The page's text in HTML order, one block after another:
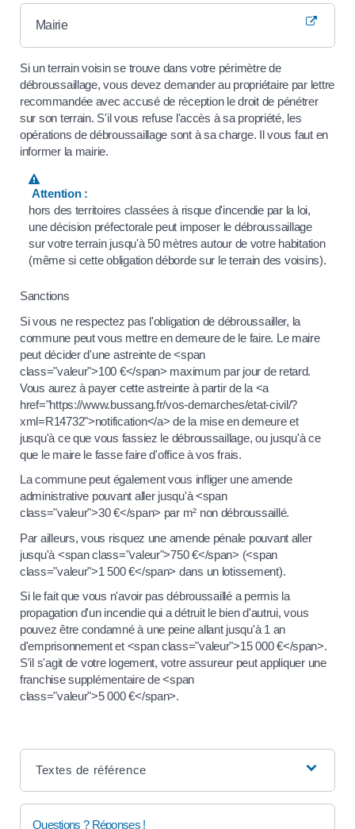
Mairie
Si un terrain voisin se trouve dans votre périmètre de
débroussaillage, vous devez demander au propriétaire par lettre
recommandée avec accusé de réception le droit de pénétrer
sur son terrain. S'il vous refuse l'accès à sa propriété, les
opérations de débroussaillage sont à sa charge. Il vous faut en
informer la mairie.
Attention :
hors des territoires classées à risque d'incendie par la loi,
une décision préfectorale peut imposer le débroussaillage
sur votre terrain jusqu'à 50 mètres autour de votre habitation
(même si cette obligation déborde sur le terrain des voisins).
Sanctions
Si vous ne respectez pas l'obligation de débroussailler, la
commune peut vous mettre en demeure de le faire. Le maire
peut décider d'une astreinte de <span
class="valeur">100 €</span> maximum par jour de retard.
Vous aurez à payer cette astreinte à partir de la <a
href="https://www.bussang.fr/vos-demarches/etat-civil/?
xml=R14732">notification</a> de la mise en demeure et
jusqu'à ce que vous fassiez le débroussaillage, ou jusqu'à ce
que le maire le fasse faire d'office à vos frais.
La commune peut également vous infliger une amende
administrative pouvant aller jusqu'à <span
class="valeur">30 €</span> par m² non débroussaillé.
Par ailleurs, vous risquez une amende pénale pouvant aller
jusqu'à <span class="valeur">750 €</span> (<span
class="valeur">1 500 €</span> dans un lotissement).
Si le fait que vous n'avoir pas débroussaillé a permis la
propagation d'un incendie qui a détruit le bien d'autrui, vous
pouvez être condamné à une peine allant jusqu'à 1 an
d'emprisonnement et <span class="valeur">15 000 €</span>.
S'il s'agit de votre logement, votre assureur peut appliquer une
franchise supplémentaire de <span
class="valeur">5 000 €</span>.
Textes de référence
Questions ? Réponses !